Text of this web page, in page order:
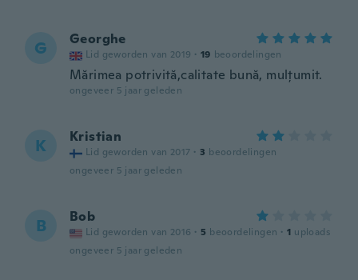
G Georghe
Lid geworden van 2019 · 19 beoordelingen
Mărimea potrivită,calitate bună, mulțumit.
ongeveer 5 jaar geleden
K Kristian
Lid geworden van 2017 · 3 beoordelingen
ongeveer 5 jaar geleden
B Bob
Lid geworden van 2016 · 5 beoordelingen · 1 uploads
ongeveer 5 jaar geleden